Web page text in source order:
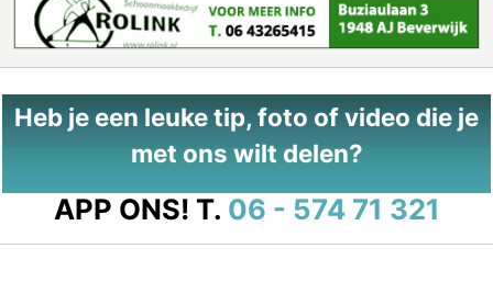
Heb je een leuke tip, foto of video die je
met ons wilt delen?
APP ONS! T. 06 - 574 71 321